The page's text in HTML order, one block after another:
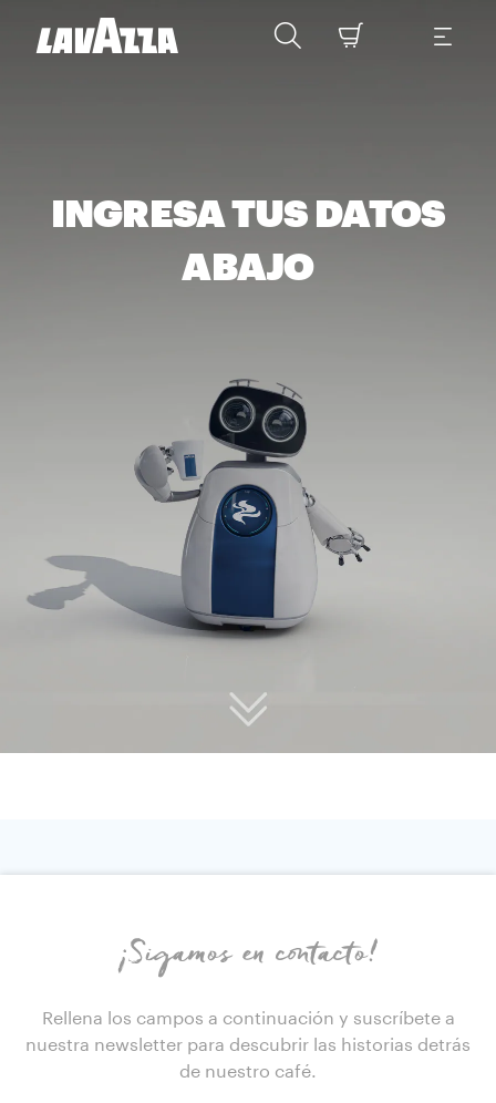
INGRESA TUS DATOS
ABAJO